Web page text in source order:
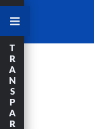
T
R
A
N
S
P
A
R